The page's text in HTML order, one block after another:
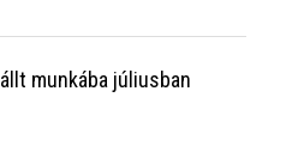
munkába júliusban